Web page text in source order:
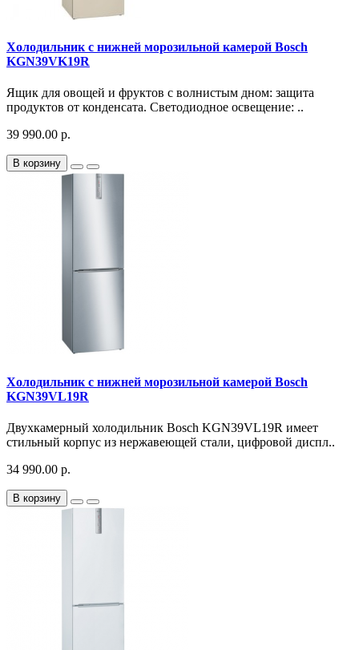
Холодильник с нижней морозильной камерой Bosch
KGN39VK19R
Ящик для овощей и фруктов с волнистым дном: защита
продуктов от конденсата. Светодиодное освещение: ..
39 990.00 р.
В корзину
Холодильник с нижней морозильной камерой Bosch
KGN39VL19R
Двухкамерный холодильник Bosch KGN39VL19R имеет
стильный корпус из нержавеющей стали, цифровой диспл..
34 990.00 р.
В корзину